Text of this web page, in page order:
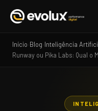
Início Blog Inteligência
Runway ou Pika Labs: Qual o